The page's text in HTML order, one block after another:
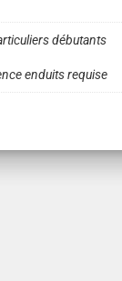
débutants
enduits requise